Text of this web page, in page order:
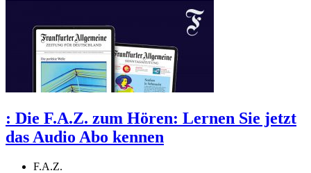
: Die F.A.Z. zum Hören: Lernen Sie jetzt
das Audio Abo kennen
F.A.Z.